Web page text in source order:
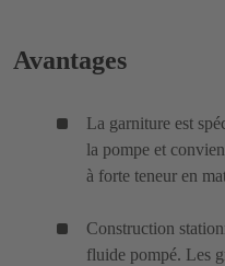
Avantages
La garniture est
la pompe et
à forte teneur en
Construction
fluide pompé. Les